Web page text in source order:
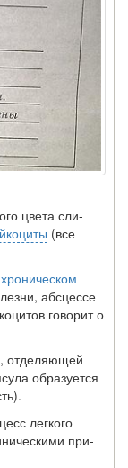
цвета сли­
(все
хроническом
абсцессе
гово­рит о
отделяю­щей
об­разуется
легкого
при­